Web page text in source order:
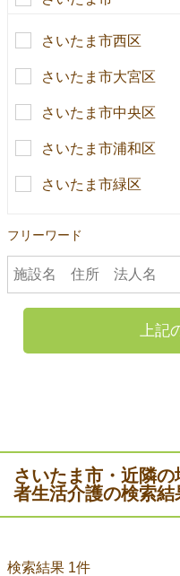
さいたま市西区
さいたま市大宮区
さいたま市中央区
さいたま市浦和区
さいたま市緑区
フリーワード
上記
さいたま市・近隣
者生活介護の検索結
検索結果 1件